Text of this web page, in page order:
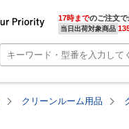
17時までのご注文で
当日出荷対象商品
クリーンルーム用品